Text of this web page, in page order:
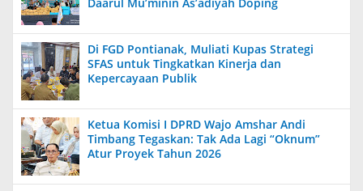
Di FGD Pontianak, Muliati Kupas Strategi
SFAS untuk Tingkatkan Kinerja dan
Kepercayaan Publik
Ketua Komisi I DPRD Wajo Amshar Andi
Timbang Tegaskan: Tak Ada Lagi “Oknum”
Atur Proyek Tahun 2026